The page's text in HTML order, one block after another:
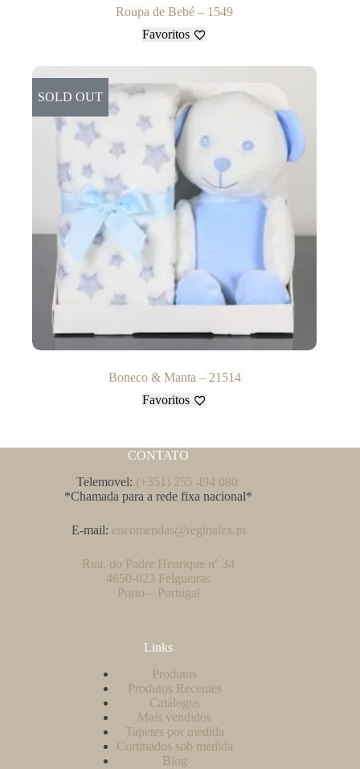
Roupa de Bebé – 1549
Favoritos
SOLD OUT
Boneco & Manta – 21514
Favoritos
CONTATO
Telemovel: (+351) 255 494 080
*Chamada para a rede fixa nacional*
E-mail: encomendas@reginalex.pt
Rua. do Padre Henrique nº 34
4650-023 Felgueiras
Porto – Portugal
Links
Produtos
Produtos Recentes
Catálogos
Mais vendidos
Tapetes por medida
Cortinados sob medida
Blog